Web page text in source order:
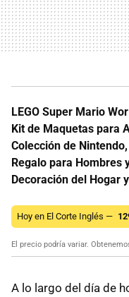
LEGO Super Mario
Kit de Maquetas para
Colección de
Regalo para Hombres
Decoración del Hogar
Hoy en El Corte Inglés —
El precio podría variar.
A lo largo del día de